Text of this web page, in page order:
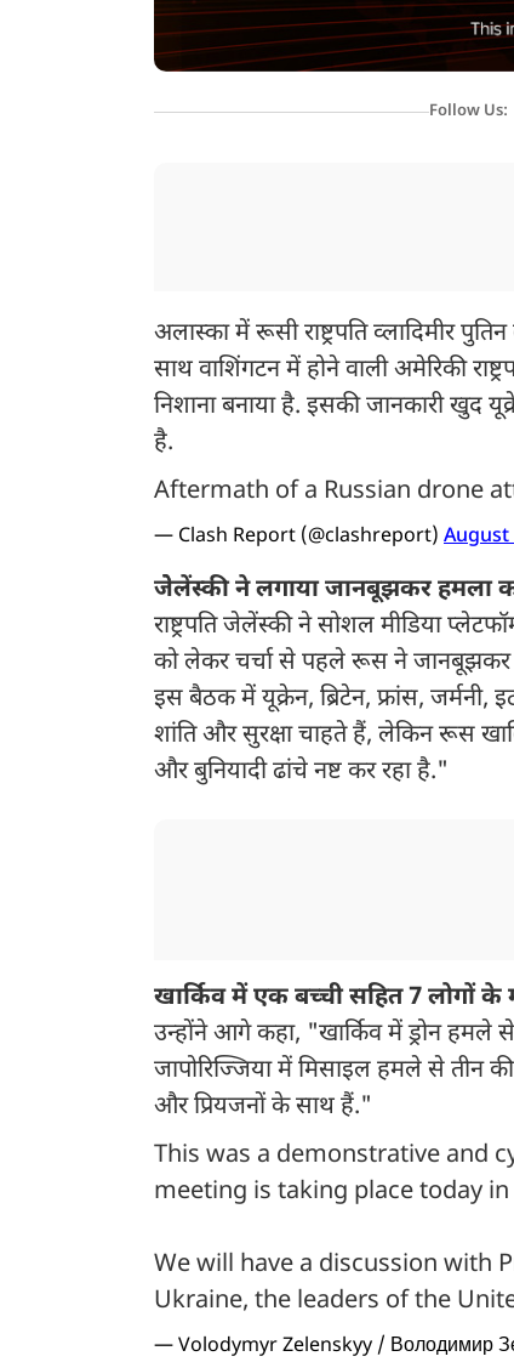
Follow Us:
अलास्का में रूसी राष्ट्रपति व्लादिमीर
साथ वाशिंगटन में होने वाली अमेरिकी
निशाना बनाया है. इसकी जानकारी खुद
है.
Aftermath of a Russian drone
— Clash Report (@clashreport) August
जेेलेंस्की ने लगाया जानबूझकर हमला
राष्ट्रपति जेलेंस्की ने सोशल मीडिया
को लेकर चर्चा से पहले रूस ने जानबूझकर
इस बैठक में यूक्रेन, ब्रिटेन, फ्रांस,
शांति और सुरक्षा चाहते हैं, लेकिन रूस
और बुनियादी ढांचे नष्ट कर रहा है."
खार्किव में एक बच्ची सहित 7 लोगों के
उन्होंने आगे कहा, "खार्किव में ड्रोन हमले
जापोरिज्जिया में मिसाइल हमले से तीन
और प्रियजनों के साथ हैं."
This was a demonstrative and
meeting is taking place today
We will have a discussion with
Ukraine, the leaders of the
— Volodymyr Zelenskyy / Володимир